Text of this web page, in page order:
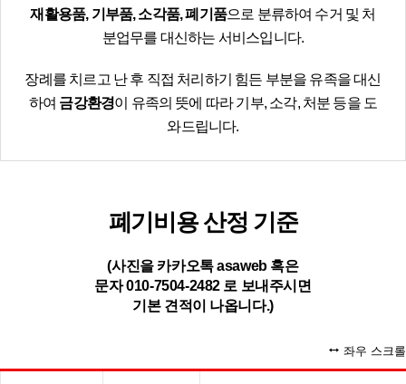
재활용품, 기부품, 소각품, 폐기품으로 분류하여 수거 및 처
분업무를 대신하는 서비스입니다.
장례를 치르고 난 후 직접 처리하기 힘든 부분을 유족을 대신
하여 금강환경이 유족의 뜻에 따라 기부, 소각, 처분 등을 도
와드립니다.
폐기비용 산정 기준
(사진을 카카오톡 asaweb 혹은
문자 010-7504-2482 로 보내주시면
기본 견적이 나옵니다.)
좌우 스크롤